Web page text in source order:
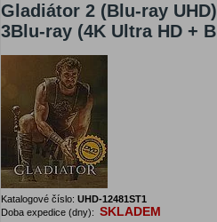
Gladiátor 2 (Blu-ray
3Blu-ray (4K Ultra HD +
Katalogové číslo: UHD-12481ST1
Doba expedice (dny): SKLADEM